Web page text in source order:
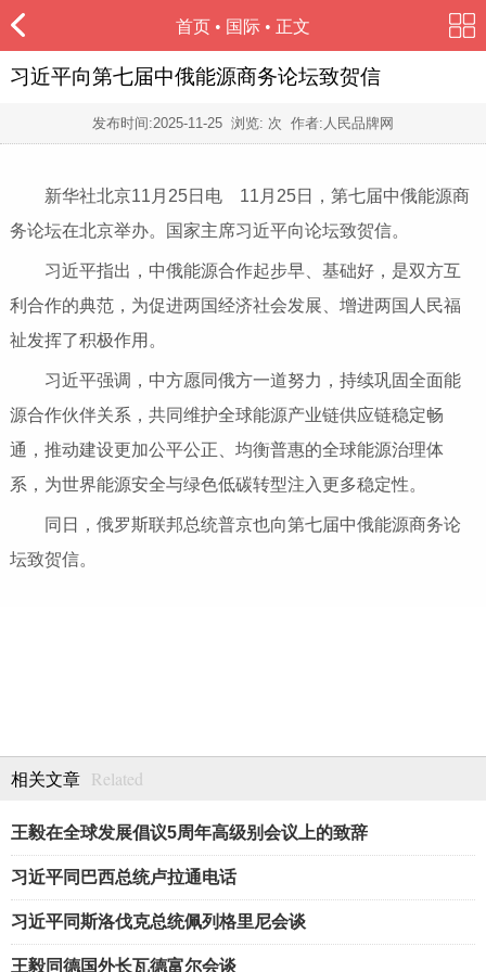
首页 • 国际 • 正文
习近平向第七届中俄能源商务论坛致贺信
发布时间:2025-11-25 浏览: 次 作者:人民品牌网
新华社北京11月25日电 11月25日，第七届中俄能源商
务论坛在北京举办。国家主席习近平向论坛致贺信。
习近平指出，中俄能源合作起步早、基础好，是双方互
利合作的典范，为促进两国经济社会发展、增进两国人民福
祉发挥了积极作用。
习近平强调，中方愿同俄方一道努力，持续巩固全面能
源合作伙伴关系，共同维护全球能源产业链供应链稳定畅
通，推动建设更加公平公正、均衡普惠的全球能源治理体
系，为世界能源安全与绿色低碳转型注入更多稳定性。
同日，俄罗斯联邦总统普京也向第七届中俄能源商务论
坛致贺信。
相关文章 Related
王毅在全球发展倡议5周年高级别会议上的致辞
习近平同巴西总统卢拉通电话
习近平同斯洛伐克总统佩列格里尼会谈
王毅同德国外长瓦德富尔会谈